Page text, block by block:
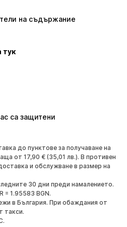
Пуловери и Трикотаж
Поли
Популярно
Боти
Ботуши
Ниски обувки
на съдържание
тук
са защитени
до пунктове за получаване на
от 17,90 € (35,01 лв.). В противен
и обслужване в размер на
30 дни преди намалението.
= 1.95583 BGN.
в България. При обаждания от
такси.